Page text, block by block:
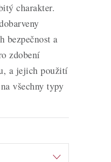
charakter.
bezpečnost a
zdobení
a jejich použití
všechny typy